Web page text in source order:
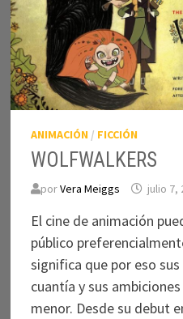
ANIMACIÓN / FICCIÓN
WOLFWALKERS
porVera Meiggs julio 7,
El cine de animación
público
significa que por eso
cuantía y sus
menor. Desde su debut